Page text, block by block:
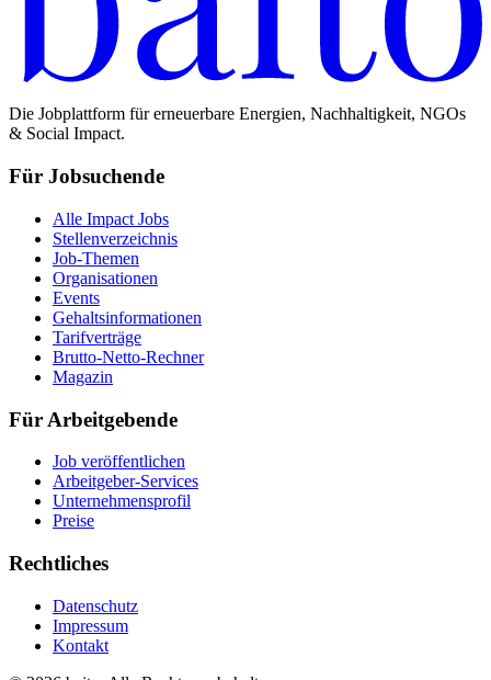
Die Jobplattform für erneuerbare Energien, Nachhaltigkeit, NGOs
& Social Impact.
Für Jobsuchende
Alle Impact Jobs
Stellenverzeichnis
Job-Themen
Organisationen
Events
Gehaltsinformationen
Tarifverträge
Brutto-Netto-Rechner
Magazin
Für Arbeitgebende
Job veröffentlichen
Arbeitgeber-Services
Unternehmensprofil
Preise
Rechtliches
Datenschutz
Impressum
Kontakt